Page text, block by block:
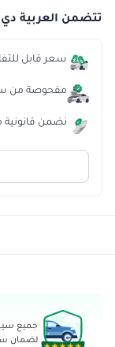
تتضمن العربية دي 4 مزايا
سعر قابل
مفحوصة من
نضمن قانونية
جميع
لضمان